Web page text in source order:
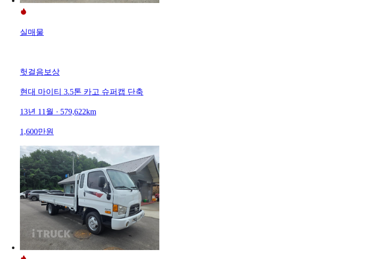
실매물
헛걸음보상
현대 마이티 3.5톤 카고 슈퍼캡 단축
13년 11월 · 579,622km
1,600만원